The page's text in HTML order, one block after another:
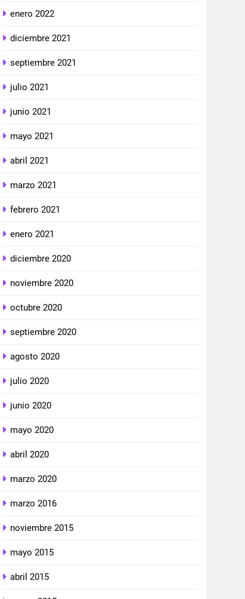
enero 2022
diciembre 2021
septiembre 2021
julio 2021
junio 2021
mayo 2021
abril 2021
marzo 2021
febrero 2021
enero 2021
diciembre 2020
noviembre 2020
octubre 2020
septiembre 2020
agosto 2020
julio 2020
junio 2020
mayo 2020
abril 2020
marzo 2020
marzo 2016
noviembre 2015
mayo 2015
abril 2015